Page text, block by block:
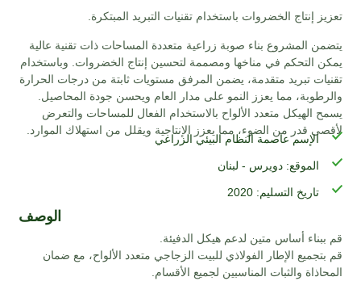
إنتاج الخضروات باستخدام تقنيات التبريد المبتكرة.
المشروع بناء صوبة زراعية متعددة المساحات ذات تقنية عالية
التحكم في مناخها ومصممة لتحسين إنتاج الخضروات. وباستخدام
تبريد متقدمة، يضمن المرفق مستويات ثابتة من درجات الحرارة
مما يعزز النمو على مدار العام ويحسن جودة المحاصيل.
الهيكل متعدد الألواح بالاستخدام الفعال للمساحات والتعرض
قدر من الضوء، مما يعزز الإنتاجية ويقلل من استهلاك الموارد.
الإسم عاصمة النظام البيئي الزراعي
الموقع: دويرس - لبنان
تاريخ التسليم: 2020
الوصف
أساس متين لدعم هيكل الدفيئة.
الإطار الفولاذي للبيت الزجاجي متعدد الألواح، مع ضمان
والثبات المناسبين لجميع الأقسام.